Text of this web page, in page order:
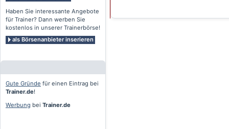
Haben Sie interessante Angebote
für Trainer? Dann werben Sie
kostenlos in unserer Trainerbörse!
als Börsenanbieter inserieren
Gute Gründe für einen Eintrag bei
Trainer.de!
Werbung bei Trainer.de